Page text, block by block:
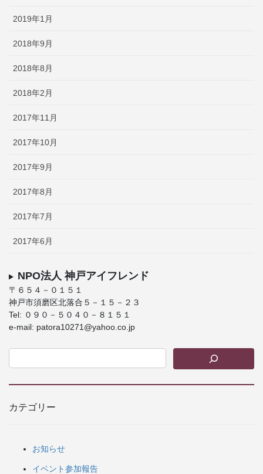
2019年1月
2018年9月
2018年8月
2018年2月
2017年11月
2017年10月
2017年9月
2017年8月
2017年7月
2017年6月
NPO法人 神戸アイフレンド
〒６５４－０１５１
神戸市須磨区北落合５－１５－２３
Tel: ０９０－５０４０－８１５１
e-mail: patora10271@yahoo.co.jp
カテゴリー
お知らせ
イベント参加報告